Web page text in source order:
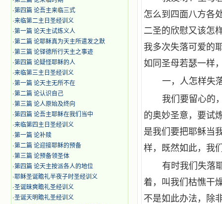
·第四篇 论吾主来临三式
·来临第二主日圣经训义
·第一篇 论天主试炼义人
·第二篇 论耶稣真为天主所遣发之默
·第三篇 论铎德所行天主之事迹
·第四篇 论疑怪耶稣的人
·来临第三主日圣经训义
·第一篇 论天主无所不在
·第二篇 论认识自己
·第三篇 论人原始及终向
·第四篇 论吾主耶稣在我们当中
·来临第四主日圣经训义
·第一篇 论补赎
·第二篇 论迎接耶稣的预备
·第三篇 论预备领圣体
·第四篇 论天主按派各人的地位
·耶稣圣诞瞻礼半夜子时圣经训义
·圣诞昧爽瞻礼圣经训义
·圣诞天明瞻礼圣经训义
怎么到四面八方各
二圣的欣慰又该怎
我多次失落可爱的
如同圣母若瑟一样
一，人怎样失
我们要留心的
的奥妙圣意，要试
是我们要把耶稣当
样，既然如此，我
有时我们失落
着，叫我们枯憔干
不是如此办法，除